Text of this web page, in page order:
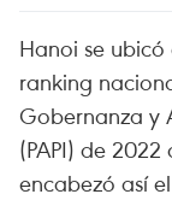
Hanoi se
ranking
Gobernanza y
(PAPI) de
encabezó así